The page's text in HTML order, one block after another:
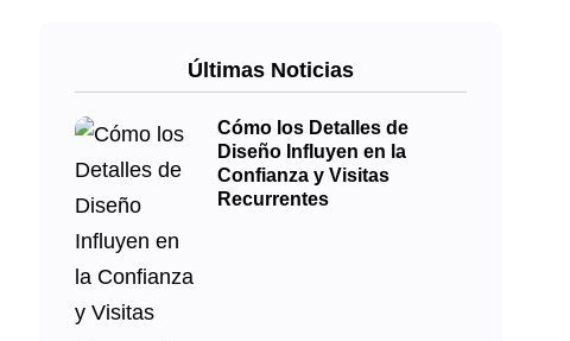
Últimas Noticias
Cómo los Detalles de
Diseño Influyen en la
Confianza y Visitas
Recurrentes